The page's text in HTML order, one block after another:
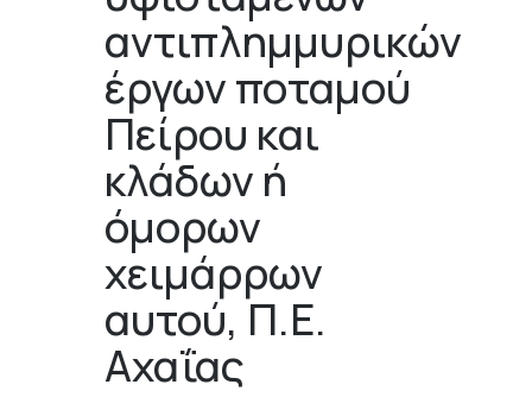
αντιπλημμυρικών
έργων ποταμού
Πείρου και
κλάδων ή
όμορων
χειμάρρων
αυτού, Π.Ε.
Αχαΐας